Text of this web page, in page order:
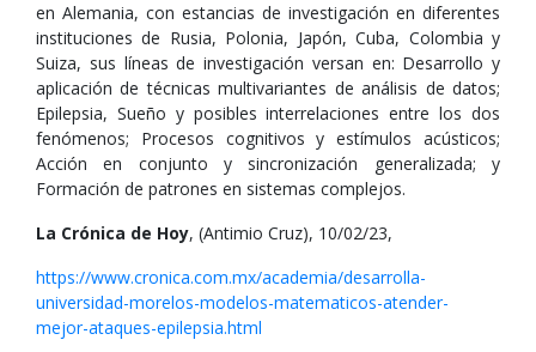
en Alemania, con estancias de investigación en diferentes
instituciones de Rusia, Polonia, Japón, Cuba, Colombia y
Suiza, sus líneas de investigación versan en: Desarrollo y
aplicación de técnicas multivariantes de análisis de datos;
Epilepsia, Sueño y posibles interrelaciones entre los dos
fenómenos; Procesos cognitivos y estímulos acústicos;
Acción en conjunto y sincronización generalizada; y
Formación de patrones en sistemas complejos.
La Crónica de Hoy, (Antimio Cruz), 10/02/23,
https://www.cronica.com.mx/academia/desarrolla-
universidad-morelos-modelos-matematicos-atender-
mejor-ataques-epilepsia.html